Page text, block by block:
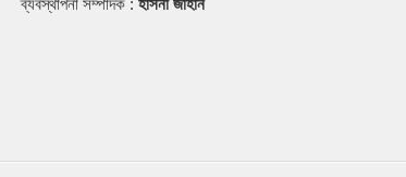
ব্যবস্থাপনা সম্পাদক : হাসনা জাহান